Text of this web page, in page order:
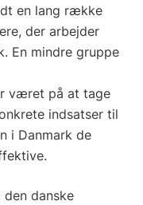
en lang række
der arbejder
En mindre gruppe
været på at tage
indsatser til
i Danmark de
den danske